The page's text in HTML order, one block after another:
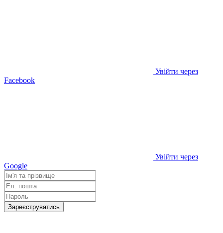
Увійти через
Facebook
Увійти через
Google
Зареєструватись